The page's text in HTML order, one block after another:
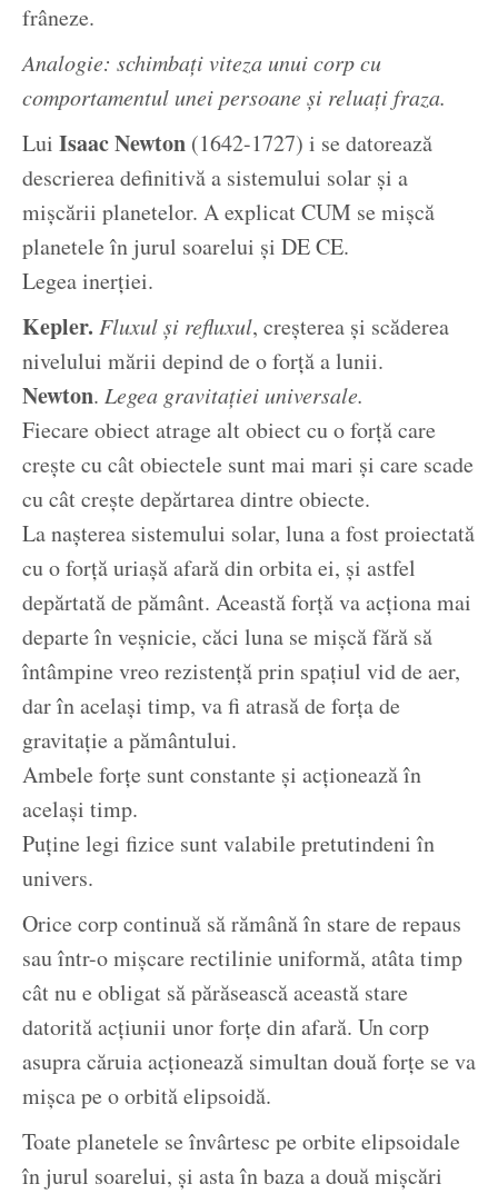
frâneze.
Analogie: schimbați viteza unui corp cu
comportamentul unei persoane și reluați fraza.
Lui Isaac Newton (1642-1727) i se datorează
descrierea definitivă a sistemului solar și a
mișcării planetelor. A explicat CUM se mișcă
planetele în jurul soarelui și DE CE.
Legea inerției.
Kepler. Fluxul și refluxul, creșterea și scăderea
nivelului mării depind de o forță a lunii.
Newton. Legea gravitației universale.
Fiecare obiect atrage alt obiect cu o forță care
crește cu cât obiectele sunt mai mari și care scade
cu cât crește depărtarea dintre obiecte.
La nașterea sistemului solar, luna a fost proiectată
cu o forță uriașă afară din orbita ei, și astfel
depărtată de pământ. Această forță va acționa mai
departe în veșnicie, căci luna se mișcă fără să
întâmpine vreo rezistență prin spațiul vid de aer,
dar în același timp, va fi atrasă de forța de
gravitație a pământului.
Ambele forțe sunt constante și acționează în
același timp.
Puține legi fizice sunt valabile pretutindeni în
univers.
Orice corp continuă să rămână în stare de repaus
sau într-o mișcare rectilinie uniformă, atâta timp
cât nu e obligat să părăsească această stare
datorită acțiunii unor forțe din afară. Un corp
asupra căruia acționează simultan două forțe se va
mișca pe o orbită elipsoidă.
Toate planetele se învârtesc pe orbite elipsoidale
în jurul soarelui, și asta în baza a două mișcări